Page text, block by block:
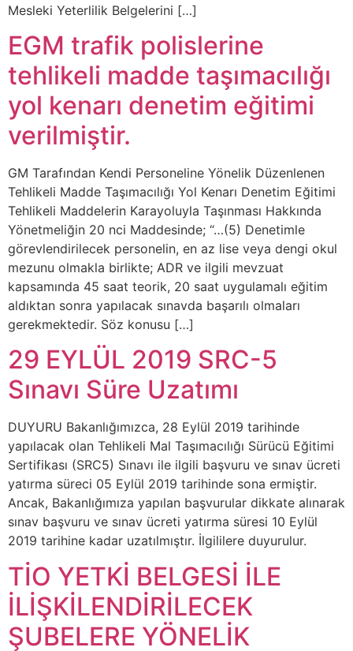
Mesleki Yeterlilik Belgelerini […]
EGM trafik polislerine
tehlikeli madde taşımacılığı
yol kenarı denetim eğitimi
verilmiştir.
GM Tarafından Kendi Personeline Yönelik Düzenlenen
Tehlikeli Madde Taşımacılığı Yol Kenarı Denetim Eğitimi
Tehlikeli Maddelerin Karayoluyla Taşınması Hakkında
Yönetmeliğin 20 nci Maddesinde; “…(5) Denetimle
görevlendirilecek personelin, en az lise veya dengi okul
mezunu olmakla birlikte; ADR ve ilgili mevzuat
kapsamında 45 saat teorik, 20 saat uygulamalı eğitim
aldıktan sonra yapılacak sınavda başarılı olmaları
gerekmektedir. Söz konusu […]
29 EYLÜL 2019 SRC-5
Sınavı Süre Uzatımı
DUYURU Bakanlığımızca, 28 Eylül 2019 tarihinde
yapılacak olan Tehlikeli Mal Taşımacılığı Sürücü Eğitimi
Sertifikası (SRC5) Sınavı ile ilgili başvuru ve sınav ücreti
yatırma süreci 05 Eylül 2019 tarihinde sona ermiştir.
Ancak, Bakanlığımıza yapılan başvurular dikkate alınarak
sınav başvuru ve sınav ücreti yatırma süresi 10 Eylül
2019 tarihine kadar uzatılmıştır. İlgililere duyurulur.
TİO YETKİ BELGESİ İLE
İLİŞKİLENDİRİLECEK
ŞUBELERE YÖNELİK